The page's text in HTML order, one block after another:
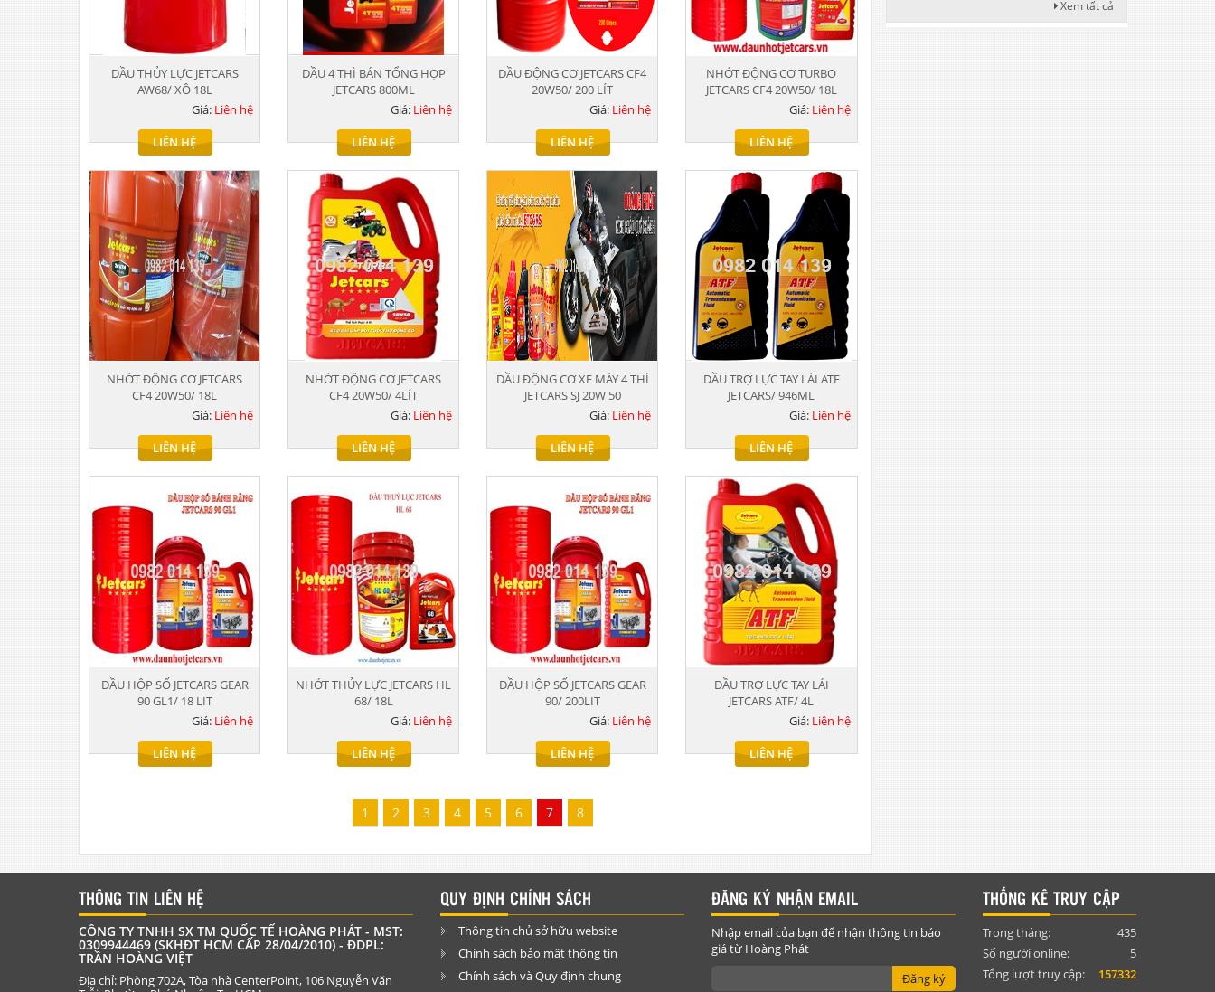
Xem tất cả
DẦU THỦY LỰC JETCARS
AW68/ XÔ 18L
Giá: Liên hệ
LIÊN HỆ
DẦU 4 THÌ BÁN TỔNG HỢP
JETCARS 800ML
Giá: Liên hệ
LIÊN HỆ
DẦU ĐỘNG CƠ JETCARS CF4
20W50/ 200 LÍT
Giá: Liên hệ
LIÊN HỆ
NHỚT ĐỘNG CƠ TURBO
JETCARS CF4 20W50/ 18L
Giá: Liên hệ
LIÊN HỆ
NHỚT ĐỘNG CƠ JETCARS
CF4 20W50/ 18L
Giá: Liên hệ
LIÊN HỆ
NHỚT ĐỘNG CƠ JETCARS
CF4 20W50/ 4LÍT
Giá: Liên hệ
LIÊN HỆ
DẦU ĐỘNG CƠ XE MÁY 4 THÌ
JETCARS SJ 20W 50
Giá: Liên hệ
LIÊN HỆ
DẦU TRỢ LỰC TAY LÁI ATF
JETCARS/ 946ML
Giá: Liên hệ
LIÊN HỆ
DẦU HỘP SỐ JETCARS GEAR
90 GL1/ 18 LIT
Giá: Liên hệ
LIÊN HỆ
NHỚT THỦY LỰC JETCARS HL
68/ 18L
Giá: Liên hệ
LIÊN HỆ
DẦU HỘP SỐ JETCARS GEAR
90/ 200LIT
Giá: Liên hệ
LIÊN HỆ
DẦU TRỢ LỰC TAY LÁI
JETCARS ATF/ 4L
Giá: Liên hệ
LIÊN HỆ
1 2 3 4 5 6 7 8
THÔNG TIN LIÊN HỆ
CÔNG TY TNHH SX TM QUỐC TẾ HOÀNG PHÁT - MST:
0309944469 (SKHĐT HCM CẤP 28/04/2010) - ĐDPL:
TRẦN HOÀNG VIỆT
Địa chỉ: Phòng 702A, Tòa nhà CenterPoint, 106 Nguyễn Văn
QUY ĐỊNH CHÍNH SÁCH
Thông tin chủ sở hữu website
Chính sách bảo mật thông tin
Chính sách và Quy định chung
ĐĂNG KÝ NHẬN EMAIL
Nhập email của bạn để nhận thông tin báo
giá từ Hoàng Phát
Đăng ký
THỐNG KÊ TRUY CẬP
Trong tháng:
435
Số người online:
5
Tổng lượt truy cập:
157332